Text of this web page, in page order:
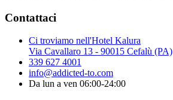
Contattaci
Ci troviamo nell'Hotel Kalura
Via Cavallaro 13 - 90015 Cefalù (PA)
339 627 4001
info@addicted-to.com
Da lun a ven 06:00-24:00